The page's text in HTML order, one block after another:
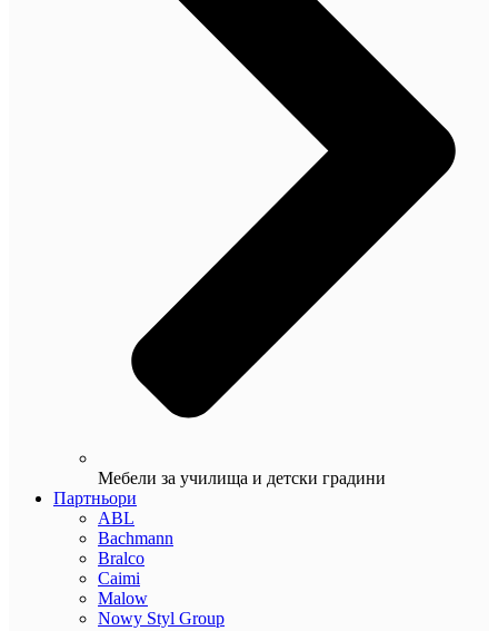
Мебели за училища и детски градини
Партньори
ABL
Bachmann
Bralco
Caimi
Malow
Nowy Styl Group